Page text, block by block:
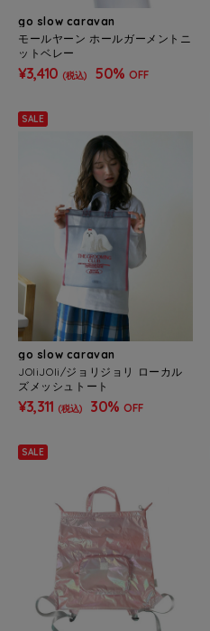
go slow caravan
モールヤーン ホールガーメントニ
ットベレー
¥3,410 (税込) 50% OFF
SALE
go slow caravan
JOliJOli/ジョリジョリ ローカル
ズメッシュトート
¥3,311 (税込) 30% OFF
SALE